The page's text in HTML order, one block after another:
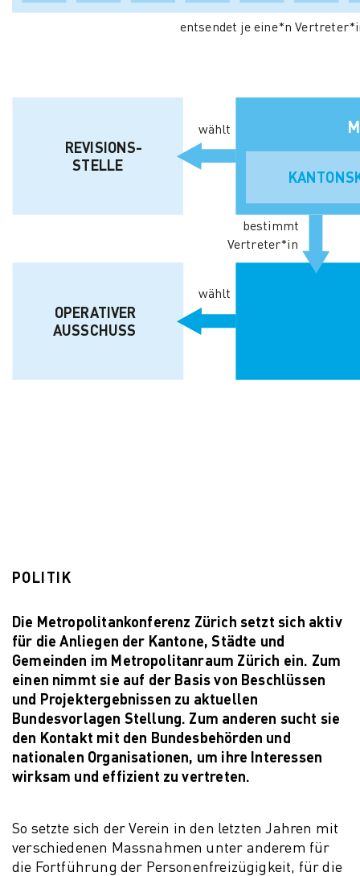
wählt
bestimmt
Vertreter*in
wählt
entsendet je eine*n
REVISIONS-
STELLE
OPERATIVER
AUSSCHUSS
POLITIK
Die Metropolitankonferenz Zürich setzt sich aktiv
für die Anliegen der Kantone, Städte und
Gemeinden im Metropolitanraum Zürich ein. Zum
einen nimmt sie auf der Basis von Beschlüssen
und Projektergebnissen zu aktuellen
Bundesvorlagen Stellung. Zum anderen sucht sie
den Kontakt mit den Bundesbehörden und
nationalen Organisationen, um ihre Interessen
wirksam und effizient zu vertreten.
So setzte sich der Verein in den letzten Jahren mit
verschiedenen Massnahmen unter anderem für
die Fortführung der Personenfreizügigkeit, für die